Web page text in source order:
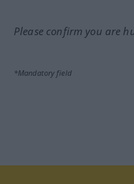
Please confirm you are
*Mandatory field